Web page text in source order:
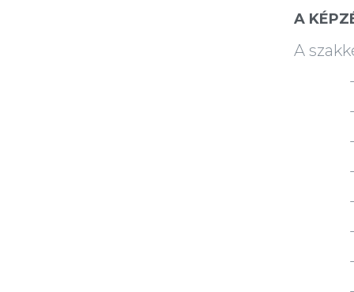
A
A
-
-
-
-
-
-
-